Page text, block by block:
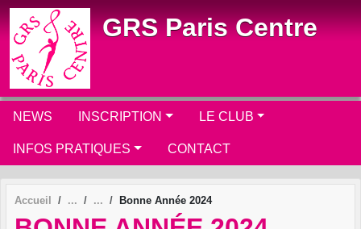
GRS Paris Centre
NEWS INSCRIPTION LE CLUB
INFOS PRATIQUES CONTACT
Accueil Bonne Année 2024
Panneau de gestion des cookies